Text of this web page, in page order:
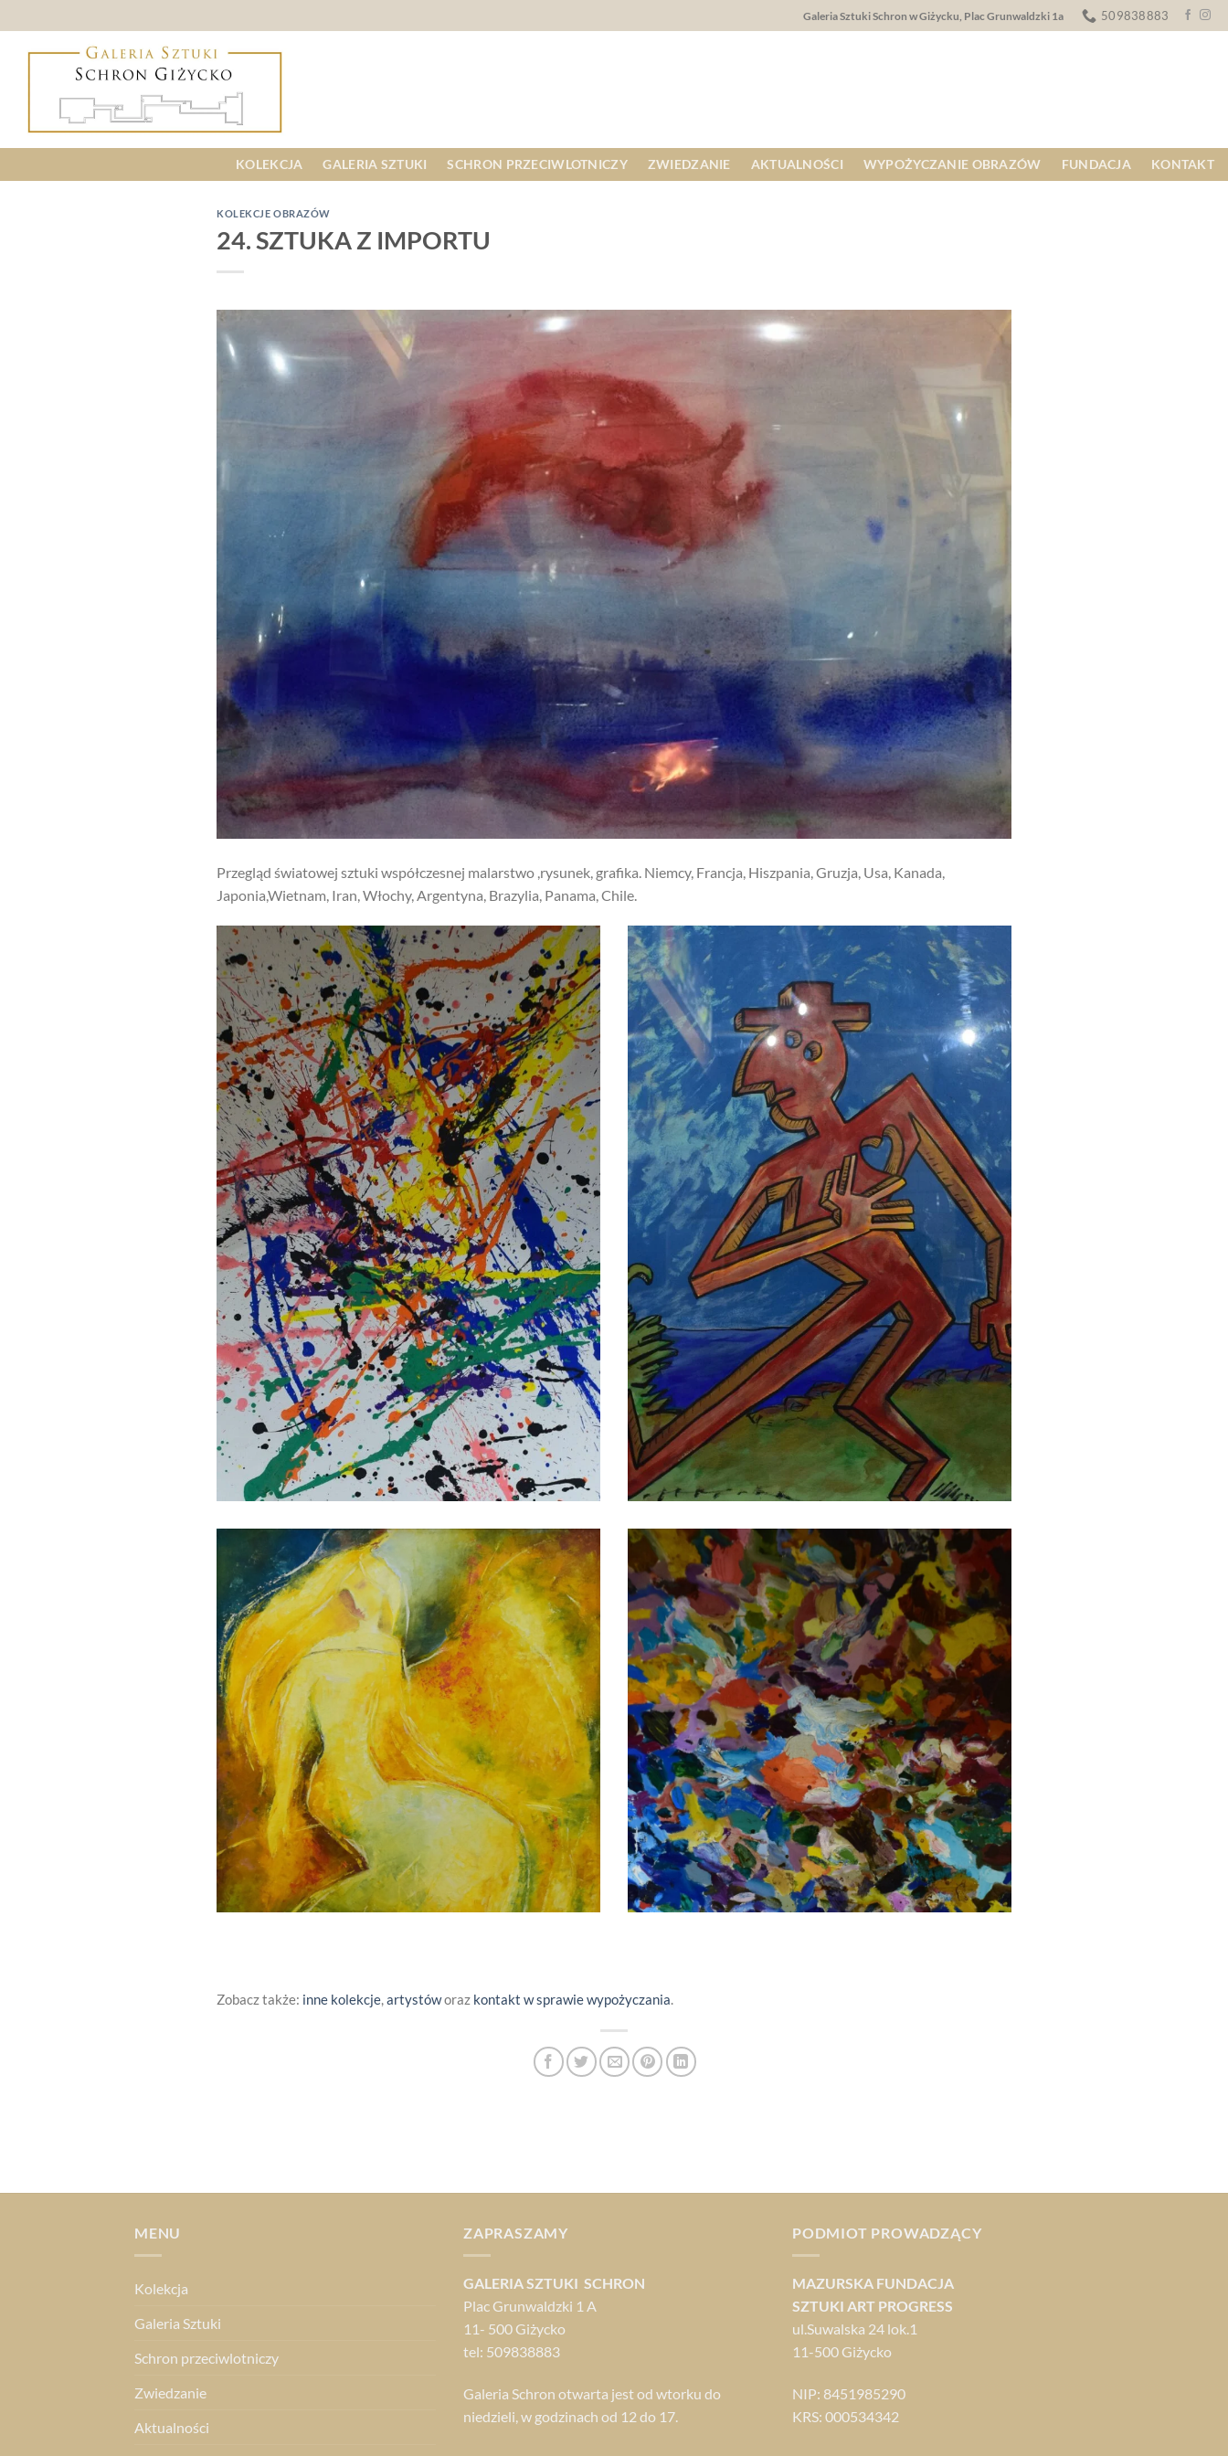
to
content
Galeria Sztuki Schron w Giżycku, Plac Grunwaldzki 1a 509838883
KOLEKCJA GALERIA SZTUKI SCHRON PRZECIWLOTNICZY ZWIEDZANIE AKTUALNOŚCI WYPOŻYCZANIE OBRAZÓW FUNDACJA KONTAKT
KOLEKCJE OBRAZÓW
24. SZTUKA Z IMPORTU
Przegląd światowej sztuki współczesnej malarstwo ,rysunek, grafika. Niemcy, Francja, Hiszpania, Gruzja, Usa, Kanada,
Japonia,Wietnam, Iran, Włochy, Argentyna, Brazylia, Panama, Chile.
Zobacz także: inne kolekcje,artystóworaz kontakt w sprawie wypożyczania.
MENU
Kolekcja
Galeria Sztuki
Schron przeciwlotniczy
Zwiedzanie
Aktualności
ZAPRASZAMY
GALERIA SZTUKI SCHRON
Plac Grunwaldzki 1 A
11- 500 Giżycko
tel: 509838883
Galeria Schron otwarta jest od wtorku do
niedzieli, w godzinach od 12 do 17.
PODMIOT PROWADZĄCY
MAZURSKA FUNDACJA
SZTUKI ART PROGRESS
ul.Suwalska 24 lok.1
11-500 Giżycko
NIP: 8451985290
KRS: 000534342